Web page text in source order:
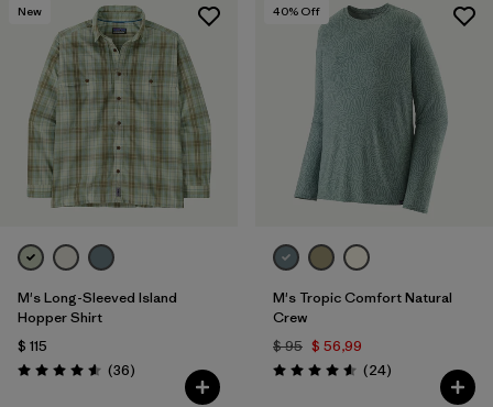
New
M's Long-Sleeved Island
Hopper Shirt
$ 115
Valoración: 4.6 / 5
(36Comentarios
)
40% Off
M's Tropic Comfort Natural
Crew
$ 95 $ 56,99
Valoración: 4.6 / 5
(24Comentarios
)